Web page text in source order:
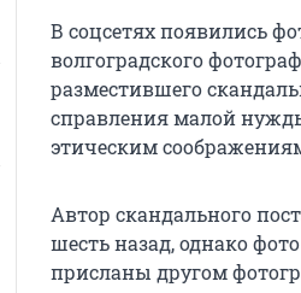
В соцсетях появились
волгоградского
разместившего
справления малой
этическим
Автор скандального
шесть назад, однако
присланы другом